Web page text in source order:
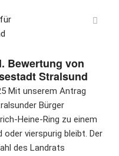
Bewertung von
Stralsund
Mit unserem Antrag
Bürger
Heine-Ring zu einem
oder vierspurig bleibt. Der
des Landrats